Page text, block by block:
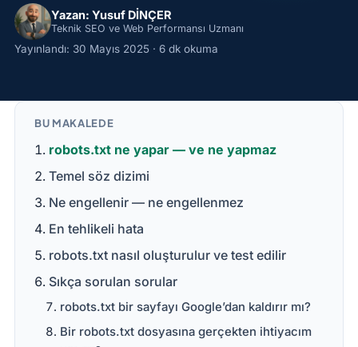
Yazan: Yusuf DİNÇER
Teknik SEO ve Web Performansı Uzmanı
Yayınlandı: 30 Mayıs 2025 · 6 dk okuma
BU MAKALEDE
robots.txt ne yapar — ve ne yapmaz
Temel söz dizimi
Ne engellenir — ne engellenmez
En tehlikeli hata
robots.txt nasıl oluşturulur ve test edilir
Sıkça sorulan sorular
robots.txt bir sayfayı Google’dan kaldırır mı?
Bir robots.txt dosyasına gerçekten ihtiyacım